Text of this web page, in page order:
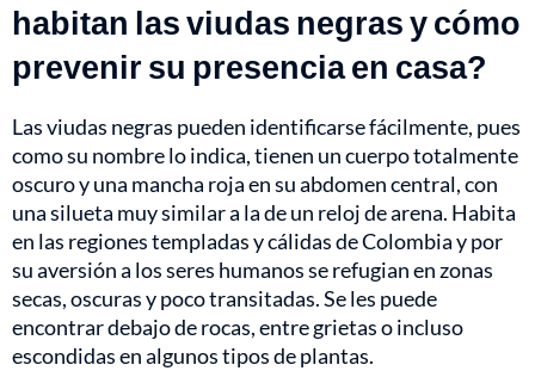
habitan las viudas negras y cómo
prevenir su presencia en casa?
Las viudas negras pueden identificarse fácilmente, pues
como su nombre lo indica, tienen un cuerpo totalmente
oscuro y una mancha roja en su abdomen central, con
una silueta muy similar a la de un reloj de arena. Habita
en las regiones templadas y cálidas de Colombia y por
su aversión a los seres humanos se refugian en zonas
secas, oscuras y poco transitadas. Se les puede
encontrar debajo de rocas, entre grietas o incluso
escondidas en algunos tipos de plantas.